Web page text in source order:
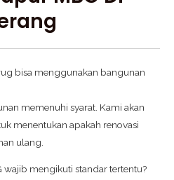
bisa menggunakan bangunan
memenuhi syarat. Kami akan
menentukan apakah renovasi
ulang.
wajib mengikuti standar tertentu?